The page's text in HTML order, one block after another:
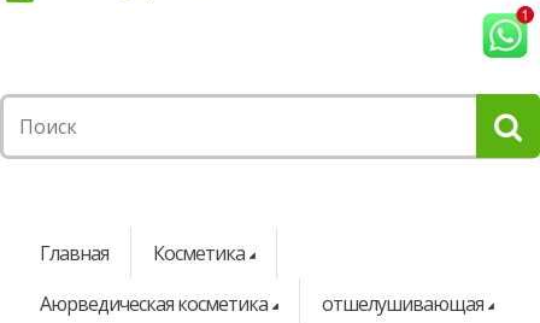
Главная
Косметика
Аюрведическая косметика
отшелушивающая